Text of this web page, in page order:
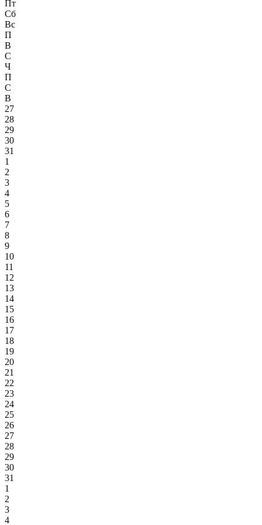
Пт
Сб
Вс
П
В
С
Ч
П
С
В
27
28
29
30
31
1
2
3
4
5
6
7
8
9
10
11
12
13
14
15
16
17
18
19
20
21
22
23
24
25
26
27
28
29
30
31
1
2
3
4